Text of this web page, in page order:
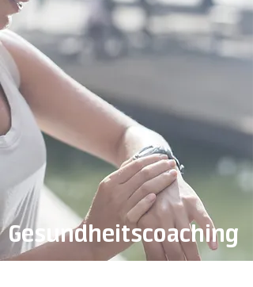
Gesundheitscoaching